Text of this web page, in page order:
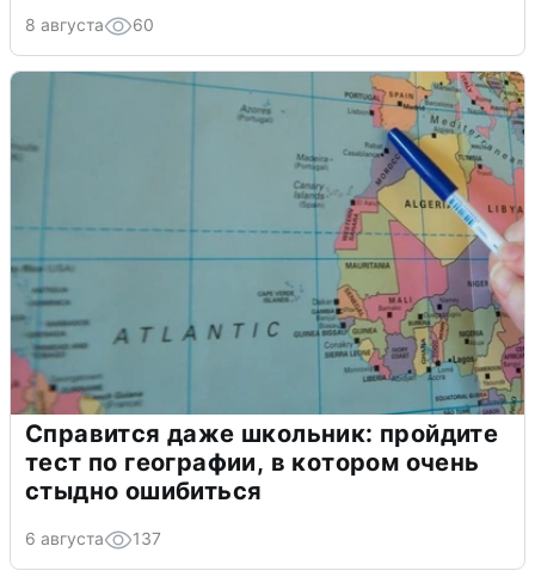
8 августа 60
Справится даже школьник: пройдите
тест по географии, в котором очень
стыдно ошибиться
6 августа 137